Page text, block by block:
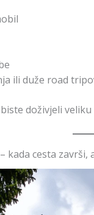
ili duže road
doživjeli
kada cesta